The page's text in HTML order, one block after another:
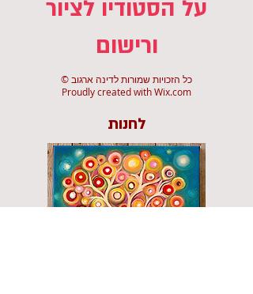
על הסטודיו לציור
ורישום
© כל הזכויות שמורות לדינה ארגוב
Proudly created withWix.com
לחנות